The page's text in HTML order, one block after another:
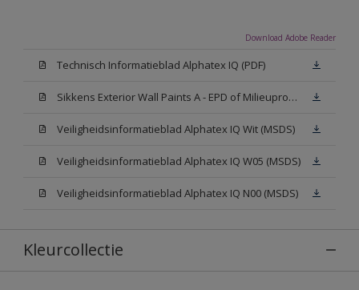
Download Adobe Reader
Technisch Informatieblad Alphatex IQ (PDF)
Sikkens Exterior Wall Paints A - EPD of Milieuproductverklaring
Veiligheidsinformatieblad Alphatex IQ Wit (MSDS)
Veiligheidsinformatieblad Alphatex IQ W05 (MSDS)
Veiligheidsinformatieblad Alphatex IQ N00 (MSDS)
Kleurcollectie